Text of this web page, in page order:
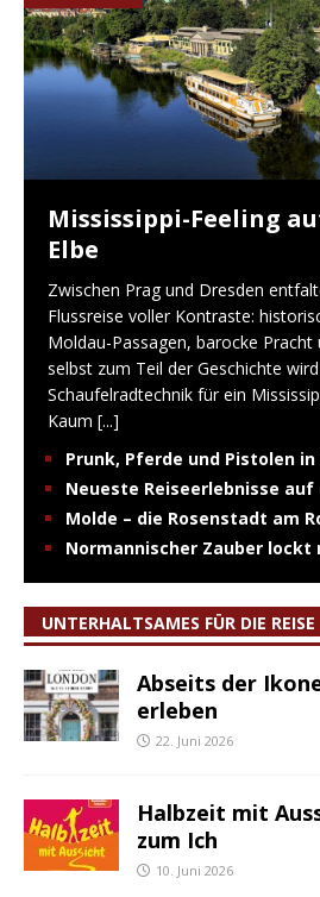
Mississippi-Feeling
Elbe
Zwischen Prag und Dresden
Flussreise voller Kontraste:
Moldau-Passagen, barocke Pracht
selbst zum Teil der Geschichte
Schaufelradtechnik für ein
Kaum [...]
Prunk, Pferde und Pistolen
Neueste Reiseerlebnisse auf
Molde – die Rosenstadt am
Normannischer Zauber lockt
UNTERHALTSAMES FÜR DIE REISE
Abseits der
erleben
22. Juni 2026
Halbzeit mit
zum Ich
10. Juni 2026